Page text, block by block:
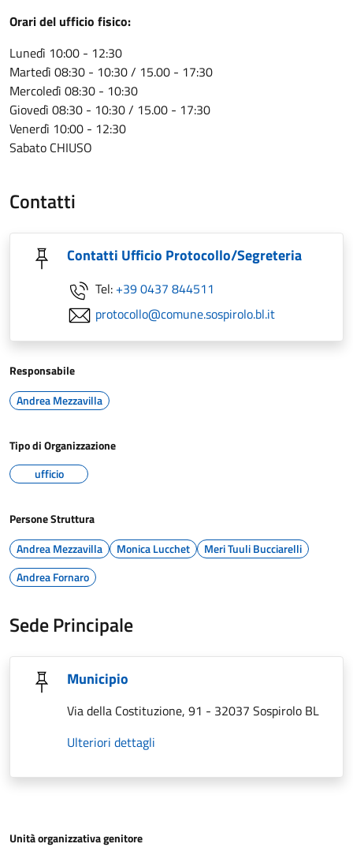
Orari del ufficio fisico:
Lunedì 10:00 - 12:30
Martedì 08:30 - 10:30 / 15.00 - 17:30
Mercoledì 08:30 - 10:30
Giovedì 08:30 - 10:30 / 15.00 - 17:30
Venerdì 10:00 - 12:30
Sabato CHIUSO
Contatti
Contatti Ufficio Protocollo/Segreteria
Tel: +39 0437 844511
protocollo@comune.sospirolo.bl.it
Responsabile
Andrea Mezzavilla
Tipo di Organizzazione
ufficio
Persone Struttura
Andrea Mezzavilla
Monica Lucchet
Meri Tuuli Bucciarelli
Andrea Fornaro
Sede Principale
Municipio
Via della Costituzione, 91 - 32037 Sospirolo BL
Ulteriori dettagli
Unità organizzativa genitore